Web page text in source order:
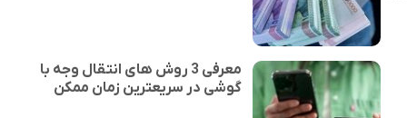
معرفی 3 روش های انتقال وجه با
گوشی در سریعترین زمان ممکن